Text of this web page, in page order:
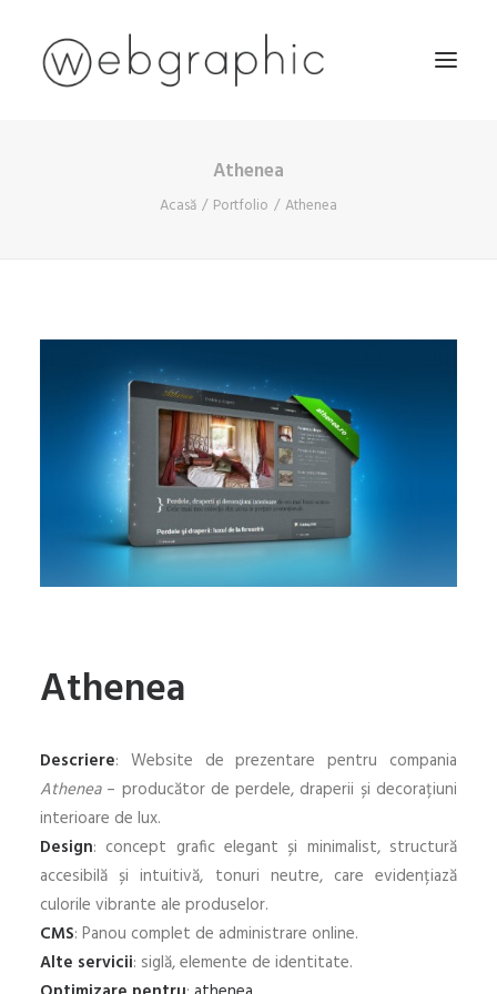
CONTACT
Athenea
Acasă Portfolio Athenea
Athenea
Descriere: Website de prezentare pentru compania
Athenea– producător de perdele, draperii și decorațiuni
interioare de lux.
Design: concept grafic elegant și minimalist, structură
accesibilă și intuitivă, tonuri neutre, care evidențiază
culorile vibrante ale produselor.
CMS: Panou complet de administrare online.
Alte servicii: siglă, elemente de identitate.